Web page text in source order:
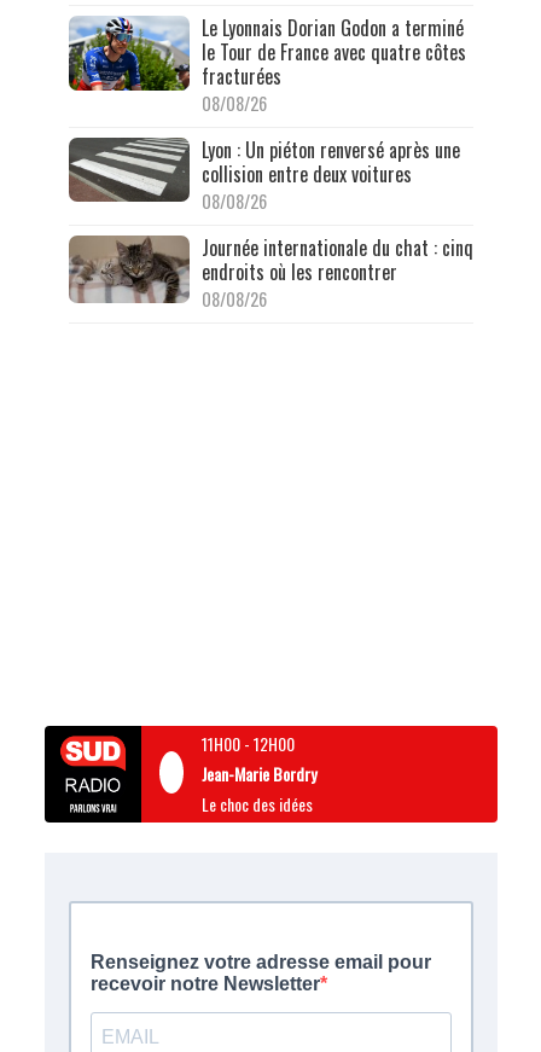
Le Lyonnais Dorian Godon a terminé
le Tour de France avec quatre côtes
fracturées
08/08/26
Lyon : Un piéton renversé après une
collision entre deux voitures
08/08/26
Journée internationale du chat : cinq
endroits où les rencontrer
08/08/26
11H00-12H00
Jean-Marie Bordry
Le choc des idées